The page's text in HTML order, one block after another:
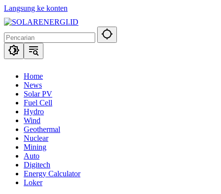
Langsung ke konten
Home
News
Solar PV
Fuel Cell
Hydro
Wind
Geothermal
Nuclear
Mining
Auto
Digitech
Energy Calculator
Loker